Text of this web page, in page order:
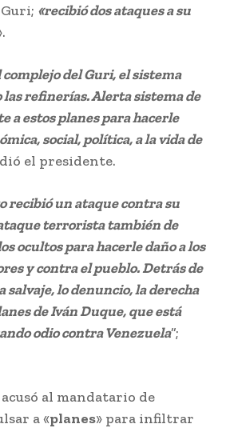
«recibió dos ataques a su
del Guri, el sistema
las refinerías. Alerta sistema de
a estos planes para hacerle
social, política, a la vida de
el presidente.
recibió un ataque contra su
terrorista también de
ocultos para hacerle daño a los
y contra el pueblo. Detrás de
salvaje, lo denuncio, la derecha
de Iván Duque, que está
odio contra Venezuela”;
al mandatario de
a «planes» para infiltrar